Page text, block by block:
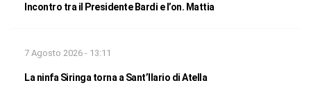
Incontro tra il Presidente Bardi e l’on. Mattia
7 Agosto 2026 - 13:11
La ninfa Siringa torna a Sant’Ilario di Atella